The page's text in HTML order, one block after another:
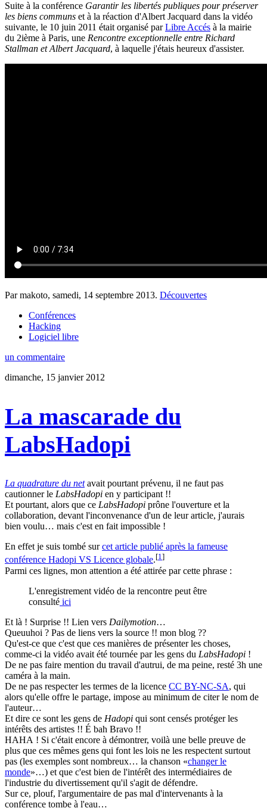
Suite à la conférence Garantir les libertés publiques pour préserver
les biens communs et à la réaction d'Albert Jacquard dans la vidéo
suivante, le 10 juin 2011 était organisé parLibre Accés à la mairie
du 2ième à Paris, une Rencontre exceptionnelle entre Richard
Stallman et Albert Jacquard, à laquelle j'étais heureux d'assister.
Par makoto, samedi, 14 septembre 2013. Découvertes
Conférences
Hacking
Logiciel libre
un commentaire
dimanche, 15 janvier 2012
La mascarade du
LabsHadopi
La quadrature du netavait pourtant prévenu, il ne faut pas
cautionner le LabsHadopi en y participant !!
Et pourtant, alors que ce LabsHadopi prône l'ouverture et la
collaboration, devant l'inconvenance d'un de leur article, j'aurais
bien voulu… mais c'est en fait impossible !
En effet je suis tombé surcet article publié après la fameuse
conférence Hadopi VS Licence globale.[1]
Parmi ces lignes, mon attention a été attirée par cette phrase :
L'enregistrement vidéo de la rencontre peut être
consulté ici
Et là ! Surprise !! Lien vers Dailymotion…
Queuuhoi ? Pas de liens vers la source !! mon blog ??
Qu'est-ce que c'est que ces manières de présenter les choses,
comme-ci la vidéo avait été tournée par les gens du LabsHadopi !
De ne pas faire mention du travail d'autrui, de ma peine, resté 3h une
caméra à la main.
De ne pas respecter les termes de la licence CC BY-NC-SA, qui
alors qu'elle offre le partage, impose au minimum de citer le nom de
l'auteur…
Et dire ce sont les gens de Hadopi qui sont censés protéger les
intérêts des artistes !! É bah Bravo !!
HAHA ! Si c'était encore à démontrer, voilà une belle preuve de
plus que ces mêmes gens qui font les lois ne les respectent surtout
pas (les exemples sont nombreux… la chanson «changer le
monde»…) et que c'est bien de l'intérêt des intermédiaires de
l'industrie du divertissement qu'il s'agit de défendre.
Sur ce, plouf, l'argumentaire de pas mal d'intervenants à la
conférence tombe à l'eau…